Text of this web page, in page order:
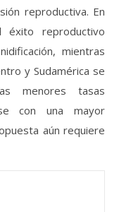
reproductiva. En
éxito reproductivo
mientras
y Sudamérica se
menores tasas
con una mayor
aún requiere